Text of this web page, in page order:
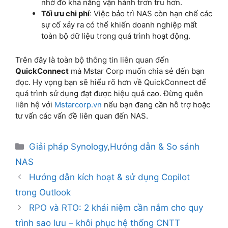
nhờ đó khả năng vận hành trơn tru hơn.
Tối ưu chi phí: Việc bảo trì NAS còn hạn chế các
sự cố xảy ra có thể khiến doanh nghiệp mất
toàn bộ dữ liệu trong quá trình hoạt động.
Trên đây là toàn bộ thông tin liên quan đến
QuickConnect mà Mstar Corp muốn chia sẻ đến bạn
đọc. Hy vọng bạn sẽ hiểu rõ hơn về QuickConnect để
quá trình sử dụng đạt được hiệu quả cao. Đừng quên
liên hệ với Mstarcorp.vn nếu bạn đang cần hỗ trợ hoặc
tư vấn các vấn đề liên quan đến NAS.
Giải pháp Synology,Hướng dẫn & So sánh
NAS
Hướng dẫn kích hoạt & sử dụng Copilot
trong Outlook
RPO và RTO: 2 khái niệm cần nắm cho quy
trình sao lưu – khôi phục hệ thống CNTT